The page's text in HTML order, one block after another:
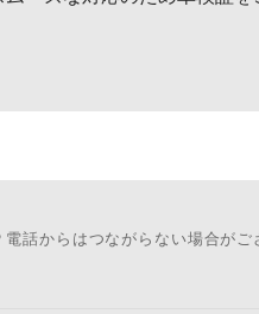
話からはつながらない場合がご